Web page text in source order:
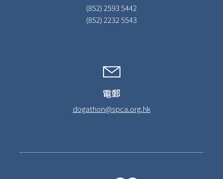
(852) 2593 5442
(852) 2232 5543
電郵
dogathon@spca.org.hk